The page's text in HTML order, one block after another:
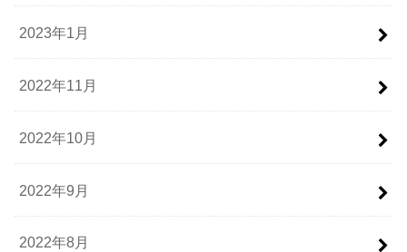
2023年1月
2022年11月
2022年10月
2022年9月
2022年8月